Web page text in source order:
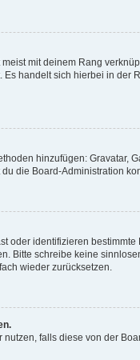
mit deinem Rang
handelt sich hierbei in
hinzufügen:
die Board-Administration
identifizieren
Bitte schreibe keine
wieder zurücksetzen.
falls diese von der